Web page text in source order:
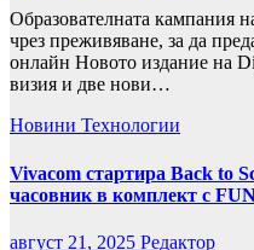
Образователната кампания
чрез преживяване, за да
онлайн Новото издание на
визия и две нови…
Новини Технологии
Vivacom стартира Back to
часовник в комплект с
август 21, 2025 Редактор